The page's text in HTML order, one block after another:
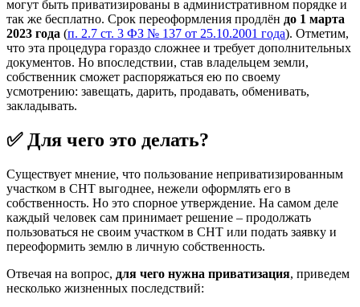
могут быть приватизированы в административном порядке и
так же бесплатно. Срок переоформления продлён до 1 марта
2023 года (п. 2.7 ст. 3 ФЗ № 137 от 25.10.2001 года). Отметим,
что эта процедура гораздо сложнее и требует дополнительных
документов. Но впоследствии, став владельцем земли,
собственник сможет распоряжаться ею по своему
усмотрению: завещать, дарить, продавать, обменивать,
закладывать.
✅ Для чего это делать?
Существует мнение, что пользование неприватизированным
участком в СНТ выгоднее, нежели оформлять его в
собственность. Но это спорное утверждение. На самом деле
каждый человек сам принимает решение – продолжать
пользоваться не своим участком в СНТ или подать заявку и
переоформить землю в личную собственность.
Отвечая на вопрос, для чего нужна приватизация, приведем
несколько жизненных последствий: